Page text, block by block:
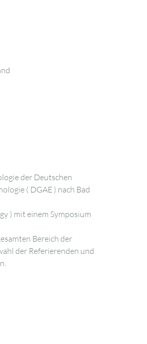
der Deutschen
( DGAE ) nach Bad
) mit einem Symposium
Bereich der
der Referierenden und